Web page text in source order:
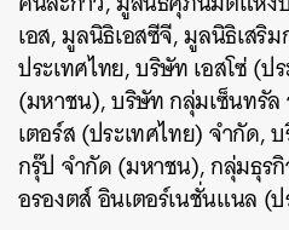
เอส, มูลนิธิเอสซีจี, มูลนิธิเสริ
ประเทศไทย, บริษัท เอสโซ่ (ป
(มหาชน), บริษัท กลุ่มเซ็นทรั
เตอร์ส (ประเทศไทย) จำกัด,
กรุ๊ป จำกัด (มหาชน), กลุ่มธุรกิ
อรองตส์ อินเตอร์เนชั่นแนล (